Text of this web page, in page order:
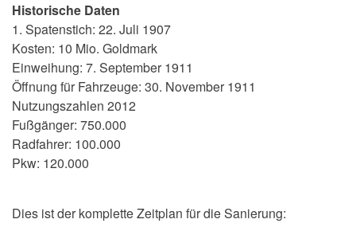
Historische Daten
1. Spatenstich: 22. Juli 1907
Kosten: 10 Mio. Goldmark
Einweihung: 7. September 1911
Öffnung für Fahrzeuge: 30. November 1911
Nutzungszahlen 2012
Fußgänger: 750.000
Radfahrer: 100.000
Pkw: 120.000
Dies ist der komplette Zeitplan für die Sanierung: